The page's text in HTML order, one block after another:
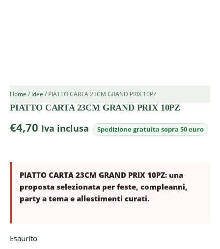
Home / idee / PIATTO CARTA 23CM GRAND PRIX 10PZ
PIATTO CARTA 23CM GRAND PRIX 10PZ
€4,70 Iva inclusa
PIATTO CARTA 23CM GRAND PRIX 10PZ: una
proposta selezionata per feste, compleanni,
party a tema e allestimenti curati.
Esaurito